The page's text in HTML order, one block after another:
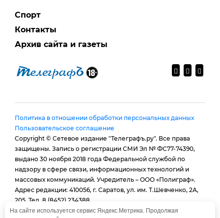
Спорт
Контакты
Архив сайта и газеты
Политика в отношении обработки персональных данных
Пользовательское соглашение
Copyright © Сетевое издание "Телеграфъ.ру". Все права
защищены. Запись о регистрации СМИ Эл № ФС77-74390,
выдано 30 ноября 2018 года Федеральной службой по
надзору в сфере связи, информационных технологий и
массовых коммуникаций. Учредитель – ООО «Полиграф».
Адрес редакции: 410056, г. Саратов, ул. им. Т.Шевченко, 2А,
205. Тел. 8 (8452) 234388.
E-mail: provtelegraf@gmail.com
На сайте используется сервис Яндекс.Метрика. Продолжая